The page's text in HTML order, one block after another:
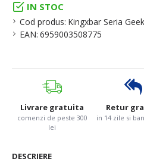
IN STOC
Cod produs: Kingxbar Seria
EAN: 6959003508775
Livrare gratuita
comenzi de peste 300
lei
Retur
in 14 zile si
DESCRIERE